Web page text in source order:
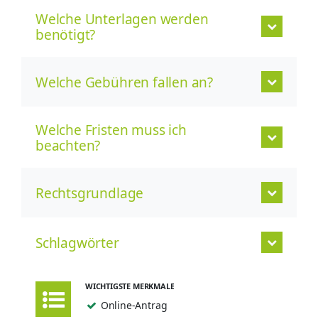
Welche Unterlagen werden
benötigt?
Welche Gebühren fallen an?
Welche Fristen muss ich
beachten?
Rechtsgrundlage
Schlagwörter
WICHTIGSTE MERKMALE
Online-Antrag